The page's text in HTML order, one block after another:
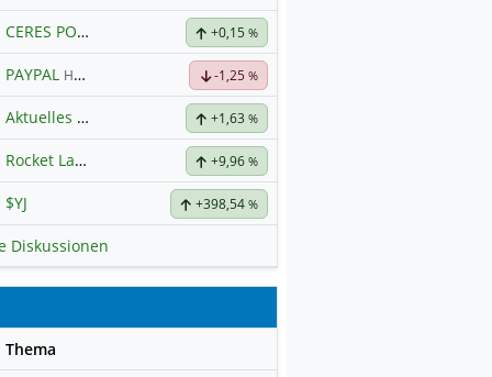
CERES POWER Hauptdiskussion+0,15 %
PAYPAL Hauptdiskussion -1,25%
Aktuelles zu Almonty Industries +1,63 %
Rocket Lab Corporation Registered Shs +9,96%
$YJ +398,54%
Diskussionen
Thema